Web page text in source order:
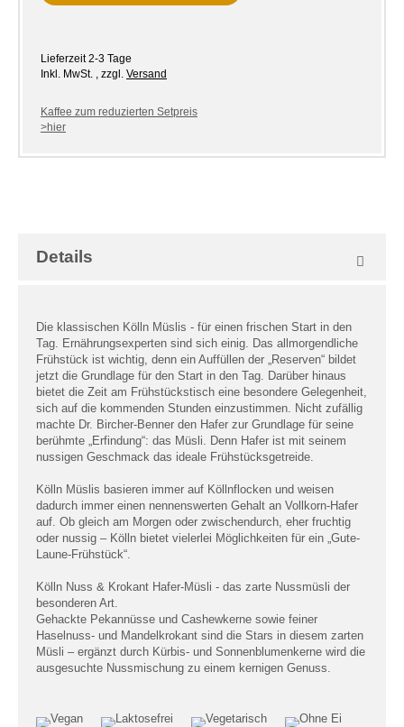
Lieferzeit 2-3 Tage
Inkl. MwSt.
zzgl. Versand
Kaffee zum reduzierten Setpreis
>hier
Details
Die klassischen Kölln Müslis - für einen frischen Start in den
Tag. Ernährungsexperten sind sich einig. Das allmorgendliche
Frühstück ist wichtig, denn ein Auffüllen der „Reserven“ bildet
jetzt die Grundlage für den Start in den Tag. Darüber hinaus
bietet die Zeit am Frühstückstisch eine besondere Gelegenheit,
sich auf die kommenden Stunden einzustimmen. Nicht zufällig
machte Dr. Bircher-Benner den Hafer zur Grundlage für seine
berühmte „Erfindung“: das Müsli. Denn Hafer ist mit seinem
nussigen Geschmack das ideale Frühstücksgetreide.
Kölln Müslis basieren immer auf Köllnflocken und weisen
dadurch immer einen nennenswerten Gehalt an Vollkorn-Hafer
auf. Ob gleich am Morgen oder zwischendurch, eher fruchtig
oder nussig – Kölln bietet vielerlei Möglichkeiten für ein „Gute-
Laune-Frühstück“.
Kölln Nuss & Krokant Hafer-Müsli - das zarte Nussmüsli der
besonderen Art.
Gehackte Pekannüsse und Cashewkerne sowie feiner
Haselnuss- und Mandelkrokant sind die Stars in diesem zarten
Müsli – ergänzt durch Kürbis- und Sonnenblumenkerne wird die
ausgesuchte Nussmischung zu einem kernigen Genuss.